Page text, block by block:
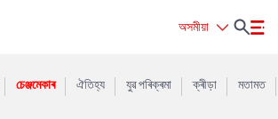
অসমীয়া
চেঞ্জমেকাৰ ঐতিহ্য যুৱ পৰিক্ৰমা ক্ৰীড়া মতামত